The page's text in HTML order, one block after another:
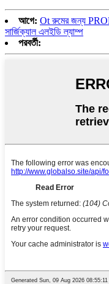
আগে: Ot রুমের জন্য
সার্জিক্যাল এলইডি ল্যাম্প
পরবর্তী: